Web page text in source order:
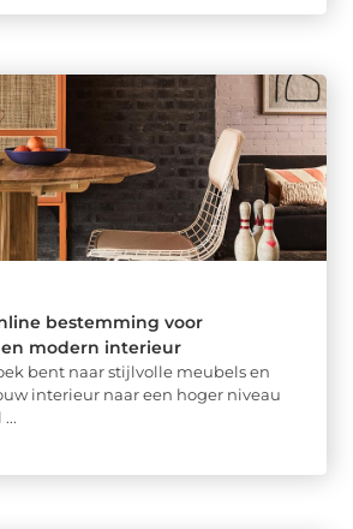
bestemming voor
modern interieur
bent naar stijlvolle meubels en
interieur naar een hoger niveau